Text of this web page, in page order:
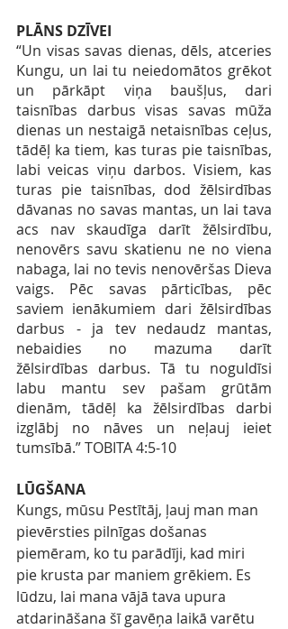
PLĀNS DZĪVEI
“Un visas savas dienas, dēls, atceries
Kungu, un lai tu neiedomātos grēkot
un pārkāpt viņa baušļus, dari
taisnības darbus visas savas mūža
dienas un nestaigā netaisnības ceļus,
tādēļ ka tiem, kas turas pie taisnības,
labi veicas viņu darbos. Visiem, kas
turas pie taisnības, dod žēlsirdības
dāvanas no savas mantas, un lai tava
acs nav skaudīga darīt žēlsirdību,
nenovērs savu skatienu ne no viena
nabaga, lai no tevis nenovēršas Dieva
vaigs. Pēc savas pārticības, pēc
saviem ienākumiem dari žēlsirdības
darbus - ja tev nedaudz mantas,
nebaidies no mazuma darīt
žēlsirdības darbus. Tā tu noguldīsi
labu mantu sev pašam grūtām
dienām, tādēļ ka žēlsirdības darbi
izglābj no nāves un neļauj ieiet
tumsībā.” TOBITA 4:5-10
LŪGŠANA
Kungs, mūsu Pestītāj, ļauj man man
pievērsties pilnīgas došanas
piemēram, ko tu parādīji, kad miri
pie krusta par maniem grēkiem. Es
lūdzu, lai mana vājā tava upura
atdarināšana šī gavēņa laikā varētu